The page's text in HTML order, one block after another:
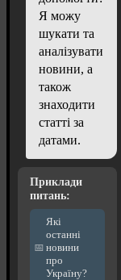
Я можу
шукати та
аналізувати
новини, а
також
знаходити
статті за
датами.
Приклади
питань:
Які
останні
новини
про
Україну?